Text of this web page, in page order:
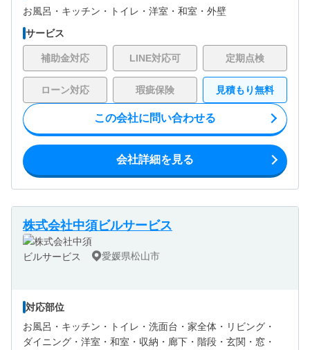
お風呂・ キッチン・ トイレ・ 洋室・ 和室・ 外壁
サービス
補助金対応 LINE対応可 定期点検
ローン対応 瑕疵保険 見積もり無料
この会社に問い合わせる
会社詳細を見る
株式会社中須ビルサービス
愛媛県松山市
対応部位
お風呂・ キッチン・ トイレ・ 洗面台・ 家全体・ リビング・
ダイニング・ 洋室・ 和室・ 収納・ 廊下・ 階段・ 玄関・ 窓・